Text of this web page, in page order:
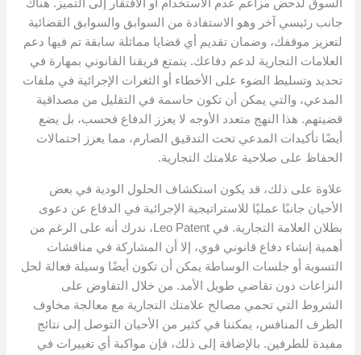
السوق لدحض مزاعم عدم الاستخدام أو الافتقار إلى التميز. هناك
جانب رئيسي آخر وهو الاستفادة من السوابق والسوابق القضائية
لتعزيز موقفك، وضمان تقديم أي قضايا مماثلة سابقة تم فيها دعم
العلامات التجارية لدعم دفاعك. يتمتع فريقنا القانوني بمهارة في
تحديد وتسليط الضوء على الأخطاء أو الثغرات الإجرائية في ملفات
المدعي، والتي يمكن أن تكون حاسمة في التقليل من مصداقية
قضيتهم. هذا النهج متعدد الأوجه لا يعزز الدفاع فحسب، بل يضع
أيضًا تأكيدات المدعي تحت التدقيق الصارم، مما يعزز احتمالات
الحفاظ على صلاحية علامتك التجارية.
علاوة على ذلك، قد يكون استكشاف الحلول الودية في بعض
الأحيان جانبًا عمليًا للاستراتيجية الإجرائية في الدفاع عن دعوى
بطلان العلامة التجارية. في Leo Patent، ندرك أنه على الرغم من
أهمية إنشاء دفاع قانوني قوي، إلا أن المشاركة في مناقشات
التسوية أو جلسات الوساطة يمكن أن تكون أيضًا وسيلة فعالة لحل
النزاعات دون تقاضي طويل الأمد. من خلال التفاوض على
الشروط التي تحمي مصالح علامتك التجارية مع معالجة مخاوف
الطرف المنافس، يمكننا في كثير من الأحيان التوصل إلى نتائج
مفيدة للطرفين. بالإضافة إلى ذلك، فإن مواكبة أي تغييرات في